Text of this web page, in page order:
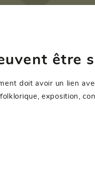
être
doit avoir un lien
exposition,